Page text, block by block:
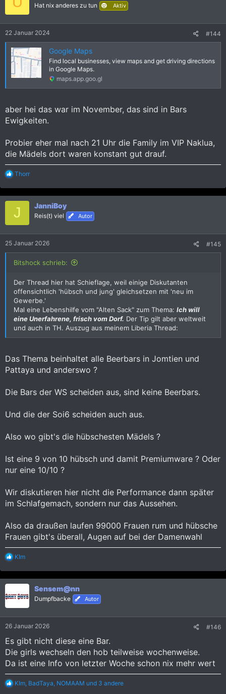
Hat nix anderes zu tun Aktiv
22 Januar 2024 #144
Google Maps
Find local businesses, view maps and get driving directions
in Google Maps.
maps.app.goo.gl
aber hei das war im November, das sind in Bars
Ewigkeiten.
Probier eher mal nach 21 Uhr die Family im VIP Naklua,
die Mädels dort waren konstant gut drauf.
R
a
k
i
n
:
Thorr
J JanniBoy
Reis(t) viel Autor
25 Januar 2026 #145
Bitshock schrieb:
Der Thread hier hat Schieflage, weil einige Diskutanten
offensichtlich 'hübsch und jung' gleichsetzen mit 'neu im
Gewerbe.'
Mal eine Lebenshilfe vom "Alten Sack" zum Thema: Ich will
eine Unerfahrene, frisch vom Dorf. Der Tip gilt aber weltweit
und auch in TH. Auszug aus meinem Liberia Thread:
Das Thema beinhaltet alle Beerbars in Jomtien und
Pattaya und anderswo ?
Die Bars der WS scheiden aus, sind keine Beerbars.
Und die der Soi6 scheiden auch aus.
Also wo gibt's die hübschesten Mädels ?
Ist eine 9 von 10 hübsch und damit Premiumware ? Oder
nur eine 10/10 ?
Wir diskutieren hier nicht die Performance dann später
im Schlafgemach, sondern nur das Aussehen.
Also da draußen laufen 99000 Frauen rum und hübsche
Frauen gibt's überall, Augen auf bei der Damenwahl
R
a
k
i
n
KIm
Sensem@nn
Dumpfbacke Autor
26 Januar 2026 #146
Es gibt nicht diese eine Bar.
Die girls wechseln den hob teilweise wochenweise.
Da ist eine Info von letzter Woche schon nix mehr wert
R
KIm BadTaya NOMAAM und 3 andere